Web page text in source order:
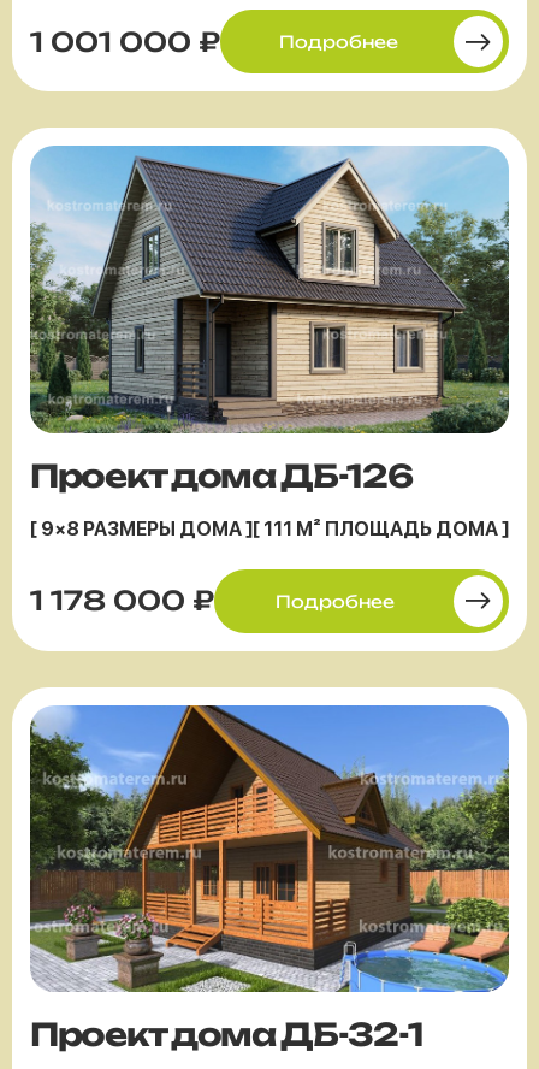
1 001 000 ₽ Подробнее
Проект дома ДБ-126
[ 9×8 РАЗМЕРЫ ДОМА ][ 111 М² ПЛОЩАДЬ ДОМА ]
1 178 000 ₽ Подробнее
Проект дома ДБ-32-1